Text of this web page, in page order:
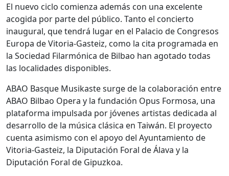
El nuevo ciclo comienza además con una excelente
acogida por parte del público. Tanto el concierto
inaugural, que tendrá lugar en el Palacio de Congresos
Europa de Vitoria-Gasteiz, como la cita programada en
la Sociedad Filarmónica de Bilbao han agotado todas
las localidades disponibles.
ABAO Basque Musikaste surge de la colaboración entre
ABAO Bilbao Opera y la fundación Opus Formosa, una
plataforma impulsada por jóvenes artistas dedicada al
desarrollo de la música clásica en Taiwán. El proyecto
cuenta asimismo con el apoyo del Ayuntamiento de
Vitoria-Gasteiz, la Diputación Foral de Álava y la
Diputación Foral de Gipuzkoa.